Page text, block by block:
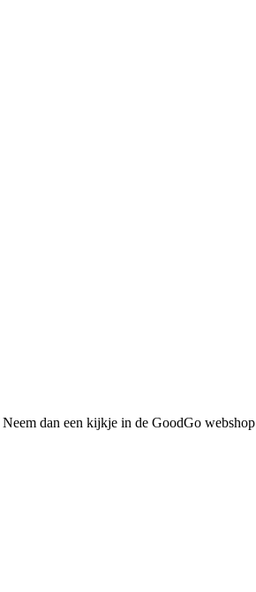
dan een kijkje in de GoodGo webshop